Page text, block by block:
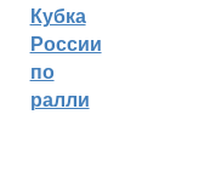
Кубка
России
по
ралли